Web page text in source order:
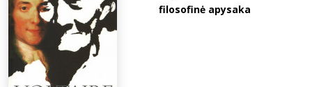
filosofinė apysaka